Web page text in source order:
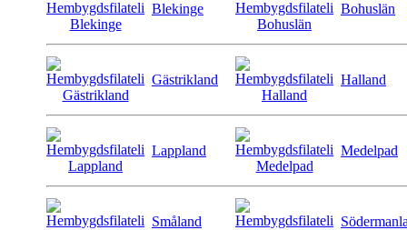
Blekinge Bohuslän
Gästrikland Halland
Lappland Medelpad
Småland